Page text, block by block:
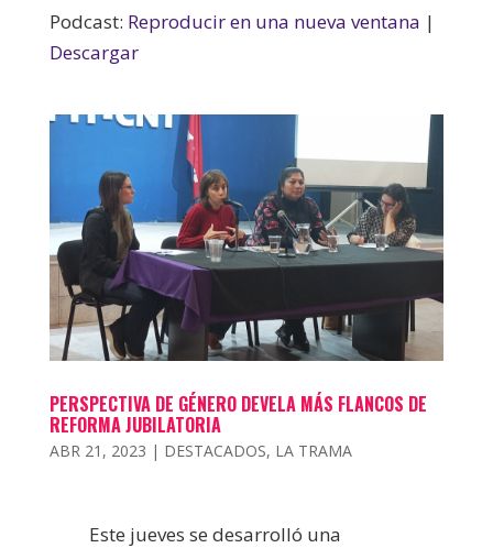
Podcast: Reproducir en una nueva ventana |
Descargar
PERSPECTIVA DE GÉNERO DEVELA MÁS FLANCOS DE
REFORMA JUBILATORIA
ABR 21, 2023 | DESTACADOS, LA TRAMA
Este jueves se desarrolló una